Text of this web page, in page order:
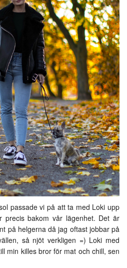
passade vi på att ta med Loki upp
precis bakom vår lägenhet. Det är
på helgerna då jag oftast jobbar på
så njöt verkligen =) Loki med
min killes bror för mat och chill, sen